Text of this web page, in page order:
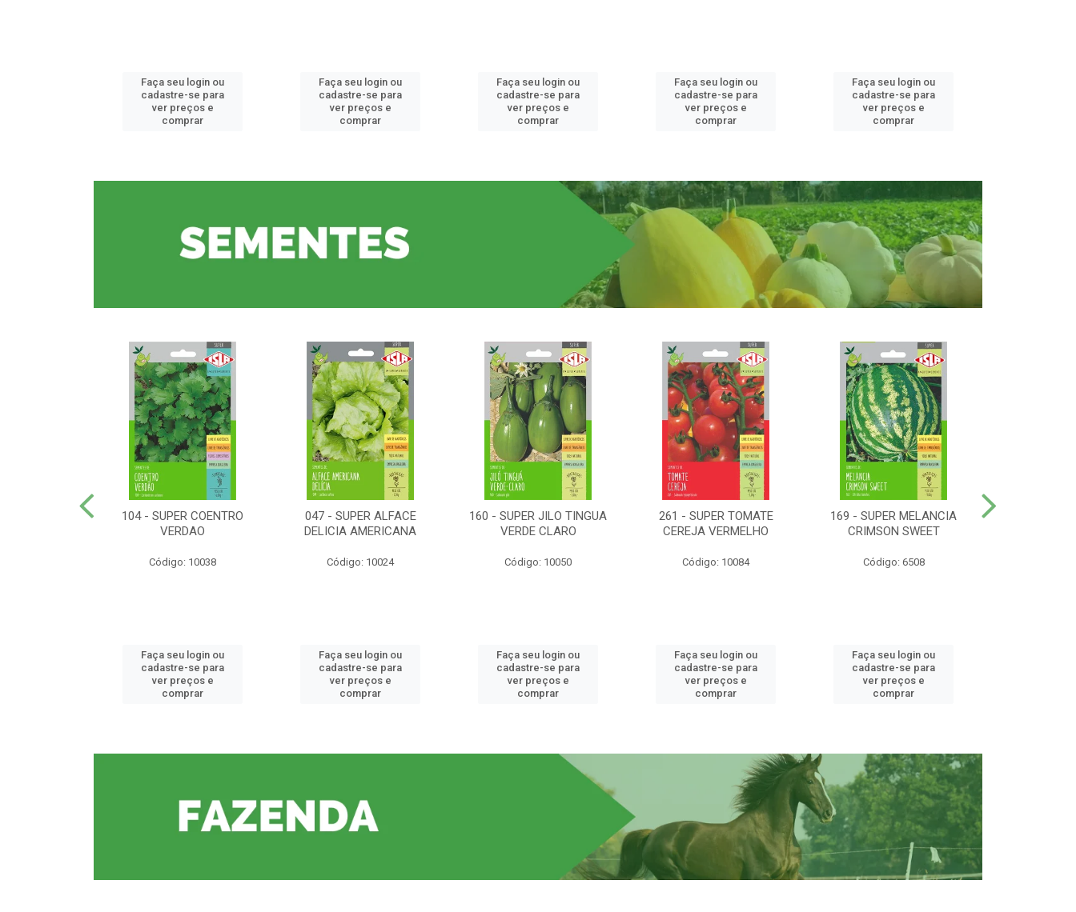
Faça seu login ou
cadastre-se para
ver preços e
comprar
Faça seu login ou
cadastre-se para
ver preços e
comprar
Faça seu login ou
cadastre-se para
ver preços e
comprar
Faça seu login ou
cadastre-se para
ver preços e
comprar
Faça seu login ou
cadastre-se para
ver preços e
comprar
104 - SUPER COENTRO
VERDAO
Código: 10038
Faça seu login ou
cadastre-se para
ver preços e
comprar
047 - SUPER ALFACE
DELICIA AMERICANA
Código: 10024
Faça seu login ou
cadastre-se para
ver preços e
comprar
160 - SUPER JILO TINGUA
VERDE CLARO
Código: 10050
Faça seu login ou
cadastre-se para
ver preços e
comprar
261 - SUPER TOMATE
CEREJA VERMELHO
Código: 10084
Faça seu login ou
cadastre-se para
ver preços e
comprar
169 - SUPER MELANCIA
CRIMSON SWEET
Código: 6508
Faça seu login ou
cadastre-se para
ver preços e
comprar